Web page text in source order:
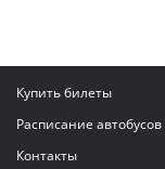
Купить билеты
Расписание автобусов
Контакты